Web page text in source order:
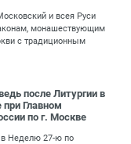
и всея Руси
монашествующим
с традиционным
после Литургии в
Главном
по г. Москве
в Неделю 27-ю по